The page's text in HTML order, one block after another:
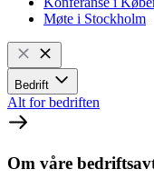
Møte i Stockholm
Bedrift
Alt for bedriften
Om våre